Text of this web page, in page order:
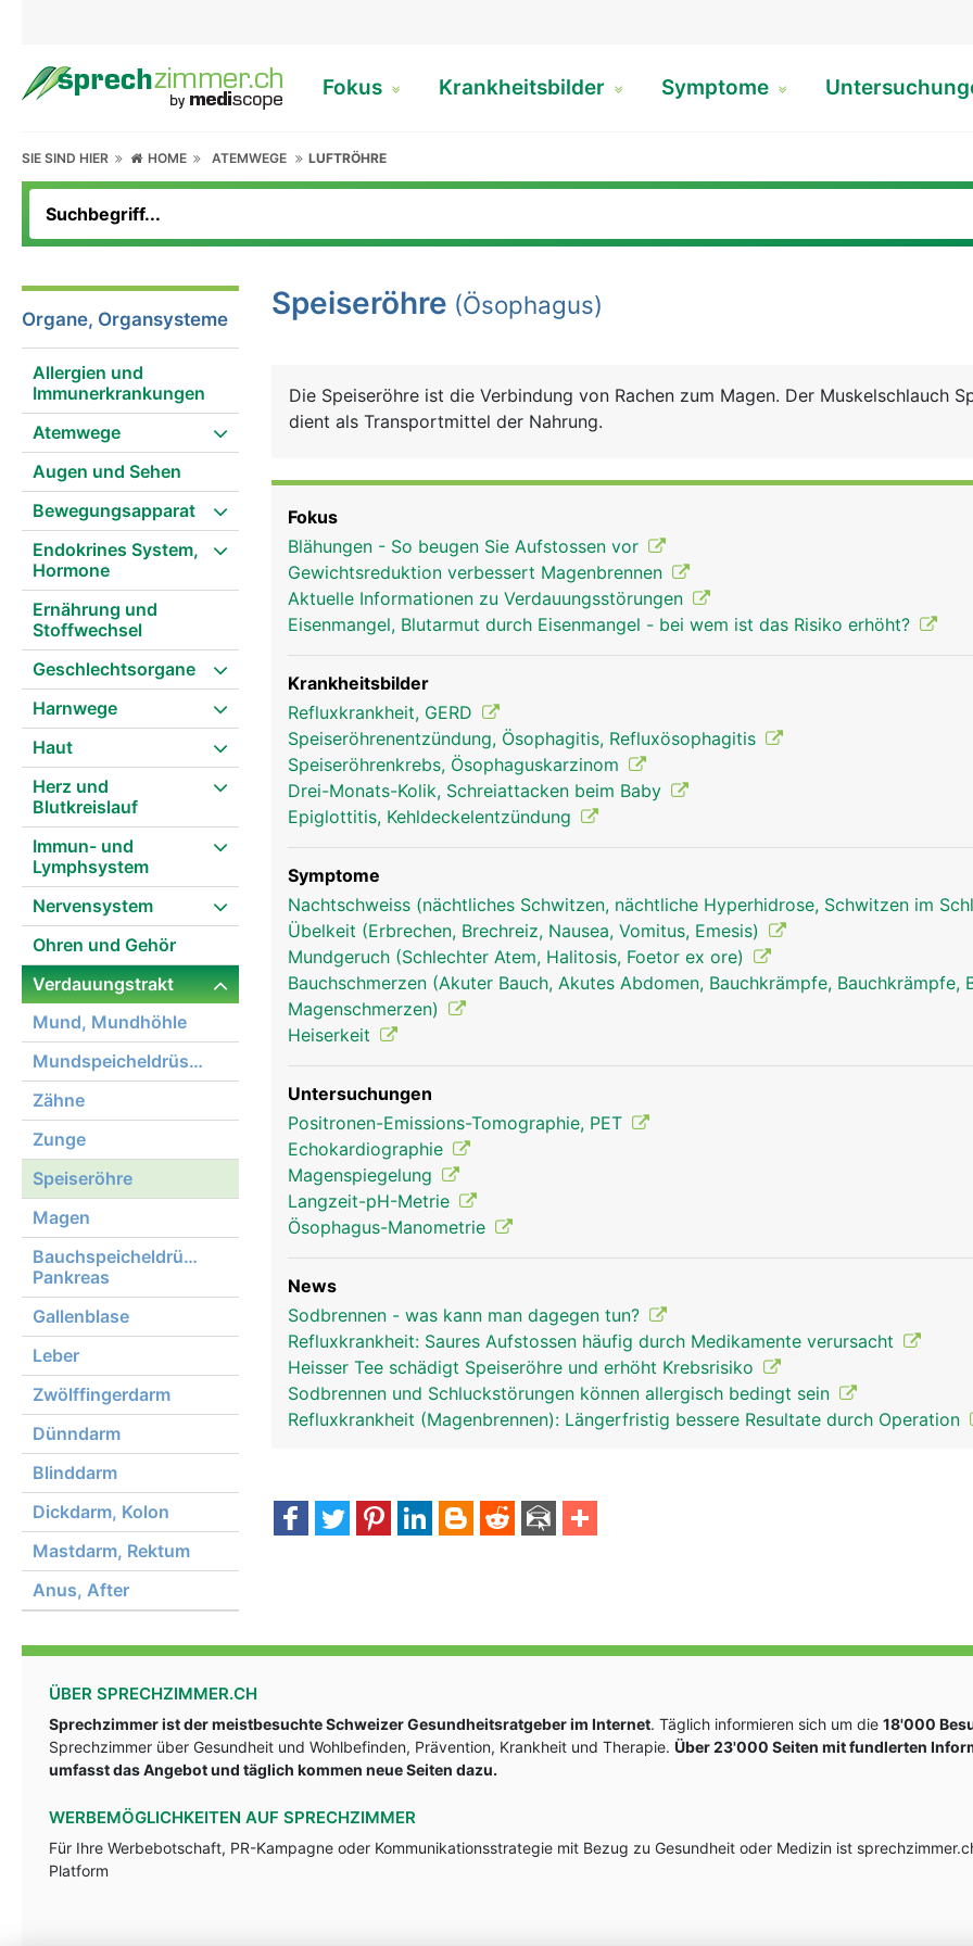
Fokus Krankheitsbilder Symptome
SIE SIND HIER HOME ATEMWEGE LUFTRÖHRE
Organe, Organsysteme
Allergien und
Immunerkrankungen
Atemwege
Augen und Sehen
Bewegungsapparat
Endokrines System,
Hormone
Ernährung und
Stoffwechsel
Geschlechtsorgane
Harnwege
Haut
Herz und
Blutkreislauf
Immun- und
Lymphsystem
Nervensystem
Ohren und Gehör
Verdauungstrakt
Mund, Mundhöhle
Mundspeicheldrüsen
Zähne
Zunge
Speiseröhre
Magen
Bauchspeicheldrüse,
Pankreas
Gallenblase
Leber
Zwölffingerdarm
Dünndarm
Blinddarm
Dickdarm, Kolon
Mastdarm, Rektum
Anus, After
Speiseröhre (Ösophagus)
Die Speiseröhre ist die Verbindung von Rachen zum Magen. Der Muskelschlauch
dient als Transportmittel der Nahrung.
Fokus
Blähungen - So beugen Sie Aufstossen vor
Gewichtsreduktion verbessert Magenbrennen
Aktuelle Informationen zu Verdauungsstörungen
Eisenmangel, Blutarmut durch Eisenmangel - bei wem ist das Risiko erhöht?
Krankheitsbilder
Refluxkrankheit, GERD
Speiseröhrenentzündung, Ösophagitis, Refluxösophagitis
Speiseröhrenkrebs, Ösophaguskarzinom
Drei-Monats-Kolik, Schreiattacken beim Baby
Epiglottitis, Kehldeckelentzündung
Symptome
Nachtschweiss (nächtliches Schwitzen, nächtliche Hyperhidrose, Schwitzen im
Übelkeit (Erbrechen, Brechreiz, Nausea, Vomitus, Emesis)
Mundgeruch (Schlechter Atem, Halitosis, Foetor ex ore)
Bauchschmerzen (Akuter Bauch, Akutes Abdomen, Bauchkrämpfe, Bauchkrämpfe,
Magenschmerzen)
Heiserkeit
Untersuchungen
Positronen-Emissions-Tomographie, PET
Echokardiographie
Magenspiegelung
Langzeit-pH-Metrie
Ösophagus-Manometrie
News
Sodbrennen - was kann man dagegen tun?
Refluxkrankheit: Saures Aufstossen häufig durch Medikamente verursacht
Heisser Tee schädigt Speiseröhre und erhöht Krebsrisiko
Sodbrennen und Schluckstörungen können allergisch bedingt sein
Refluxkrankheit (Magenbrennen): Längerfristig bessere Resultate durch Operation
ÜBER SPRECHZIMMER.CH
Sprechzimmer ist der meistbesuchte Schweizer Gesundheitsratgeber im Internet. Täglich informieren sich um die 18'000
Sprechzimmer über Gesundheit und Wohlbefinden, Prävention, Krankheit und Therapie. Über 23'000 Seiten mit fundlerten
umfasst das Angebot und täglich kommen neue Seiten dazu.
WERBEMÖGLICHKEITEN AUF SPRECHZIMMER
Für Ihre Werbebotschaft, PR-Kampagne oder Kommunikationsstrategie mit Bezug zu Gesundheit oder Medizin ist
Platform